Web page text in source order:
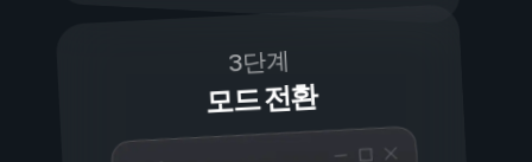
3단계
모드 전환